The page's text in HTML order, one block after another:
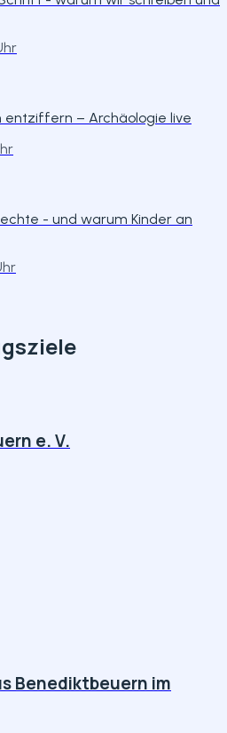
entziffern – Archäologie live
- und warum Kinder an
e. V.
Benediktbeuern im